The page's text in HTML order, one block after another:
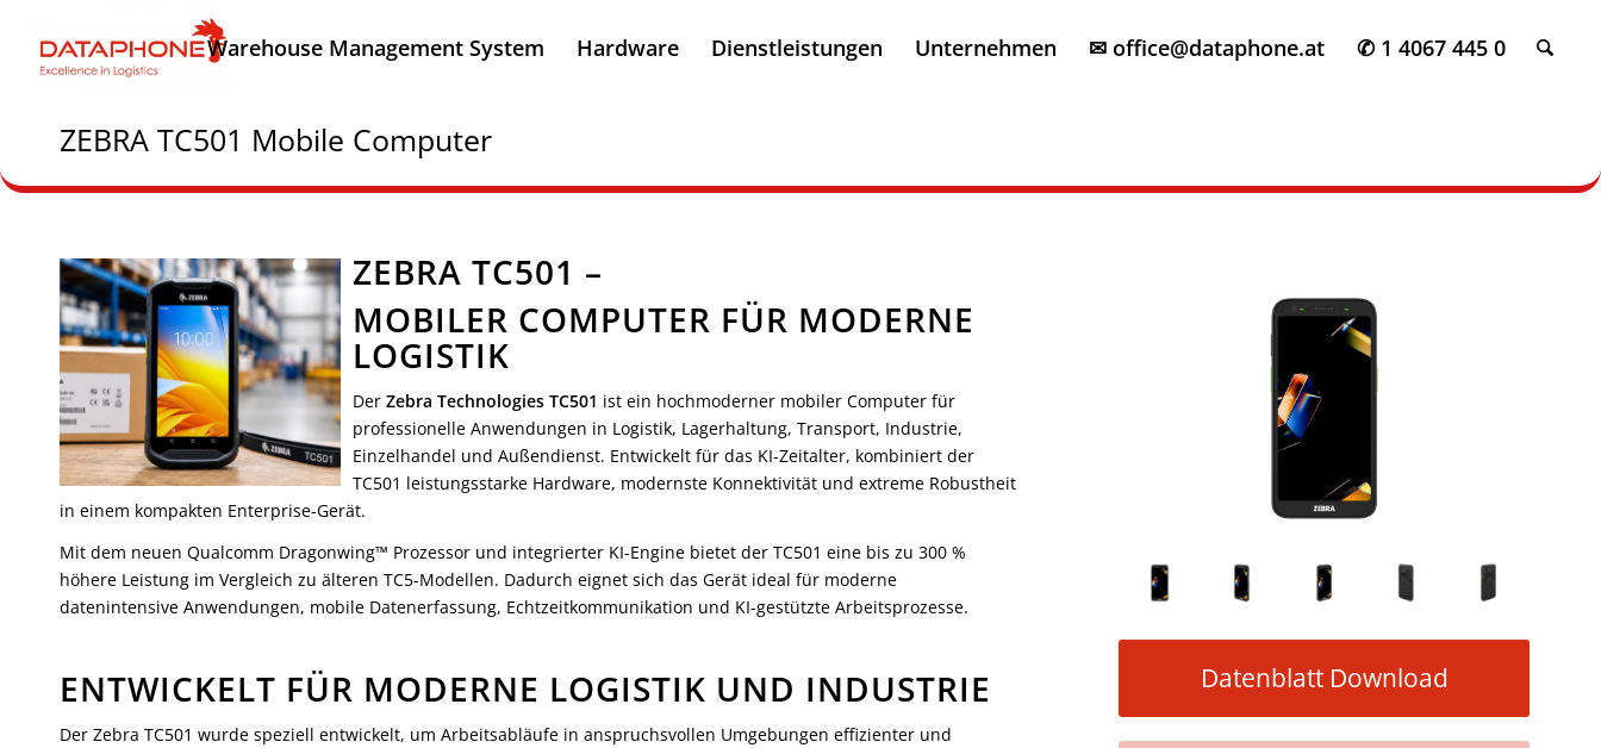
Warehouse Management System Hardware Dienstleistungen Unternehmen ✉ office@dataphone.at ✆ 1 4067 445 0
ZEBRA TC501 Mobile Computer
ZEBRA TC501 –
MOBILER COMPUTER FÜR MODERNE
LOGISTIK
Der Zebra Technologies TC501 ist ein hochmoderner mobiler Computer für
professionelle Anwendungen in Logistik, Lagerhaltung, Transport, Industrie,
Einzelhandel und Außendienst. Entwickelt für das KI-Zeitalter, kombiniert der
TC501 leistungsstarke Hardware, modernste Konnektivität und extreme Robustheit
in einem kompakten Enterprise-Gerät.
Mit dem neuen Qualcomm Dragonwing™ Prozessor und integrierter KI-Engine bietet der TC501 eine bis zu 300 %
höhere Leistung im Vergleich zu älteren TC5-Modellen. Dadurch eignet sich das Gerät ideal für moderne
datenintensive Anwendungen, mobile Datenerfassung, Echtzeitkommunikation und KI-gestützte Arbeitsprozesse.
ENTWICKELT FÜR MODERNE LOGISTIK UND INDUSTRIE
Der Zebra TC501 wurde speziell entwickelt, um Arbeitsabläufe in anspruchsvollen Umgebungen effizienter und
Datenblatt Download